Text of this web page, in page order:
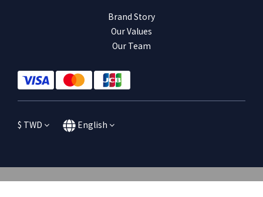
Brand Story
Our Values
Our Team
$ TWD English